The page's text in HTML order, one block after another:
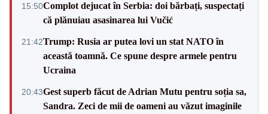
15:50Complot dejucat în Serbia: doi bărbați, suspectați
că plănuiau asasinarea lui Vučić
21:42Trump: Rusia ar putea lovi un stat NATO în
această toamnă. Ce spune despre armele pentru
Ucraina
20:43Gest superb făcut de Adrian Mutu pentru soția sa,
Sandra. Zeci de mii de oameni au văzut imaginile